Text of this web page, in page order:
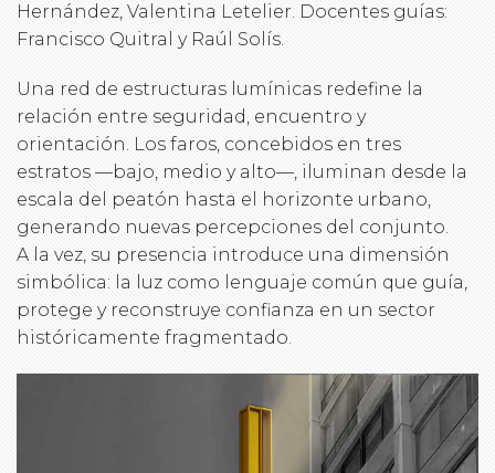
Hernández, Valentina Letelier. Docentes guías:
Francisco Quitral y Raúl Solís.
Una red de estructuras lumínicas redefine la
relación entre seguridad, encuentro y
orientación. Los faros, concebidos en tres
estratos —bajo, medio y alto—, iluminan desde la
escala del peatón hasta el horizonte urbano,
generando nuevas percepciones del conjunto.
A la vez, su presencia introduce una dimensión
simbólica: la luz como lenguaje común que guía,
protege y reconstruye confianza en un sector
históricamente fragmentado.